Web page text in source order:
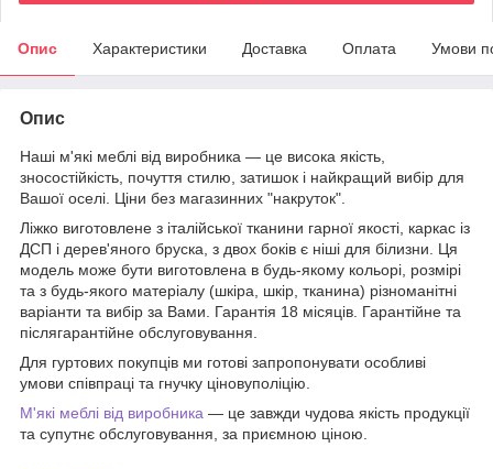
Опис Характеристики Доставка Оплата Умови
Опис
Наші м'які меблі від виробника — це висока якість,
зносостійкість, почуття стилю, затишок і найкращий вибір для
Вашої оселі. Ціни без магазинних "накруток".
Ліжко виготовлене з італійської тканини гарної якості, каркас із
ДСП і дерев'яного бруска, з двох боків є ніші для білизни. Ця
модель може бути виготовлена в будь-якому кольорі, розмірі
та з будь-якого матеріалу (шкіра, шкір, тканина) різноманітні
варіанти та вибір за Вами. Гарантія 18 місяців. Гарантійне та
післягарантійне обслуговування.
Для гуртових покупців ми готові запропонувати особливі
умови співпраці та гнучку ціновуполіцію.
М'які меблі від виробника — це завжди чудова якість продукції
та супутнє обслуговування, за приємною ціною.